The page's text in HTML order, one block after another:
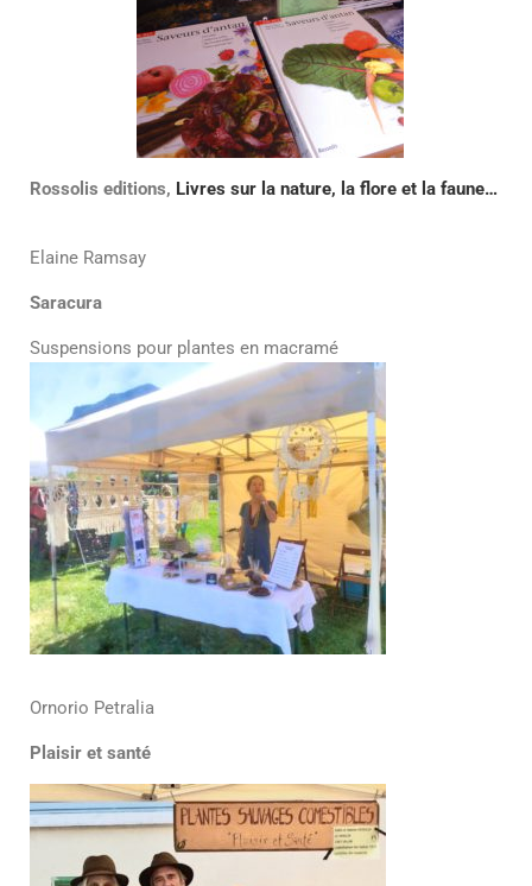
Rossolis editions, Livres sur la nature, la flore et la faune…
Elaine Ramsay
Saracura
Suspensions pour plantes en macramé
Ornorio Petralia
Plaisir et santé